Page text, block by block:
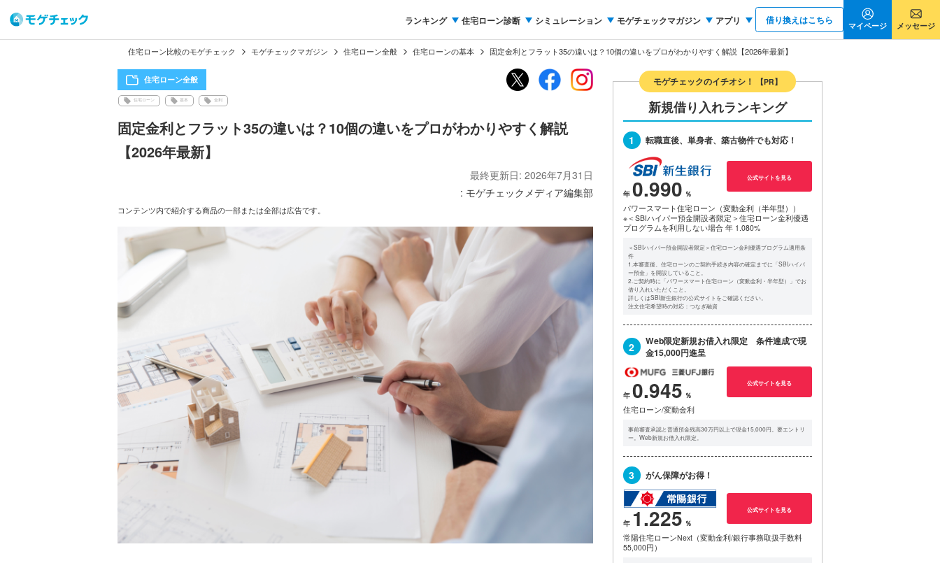
ランキング 住宅ローン診断 シミュレーション モゲチェックマガジン アプリ 借り換えはこちら マイページ メッセージ
住宅ローン比較のモゲチェック モゲチェックマガジン 住宅ローン全般 住宅ローンの基本 固定金利とフラット35の違いは？10個の違いをプロがわかりやすく解説【2026年最新】
住宅ローン全般
住宅ローン 基本 金利
固定金利とフラット35の違いは？10個の違いをプロがわかりやすく解説
【2026年最新】
最終更新日: 2026年7月31日
: モゲチェックメディア編集部
コンテンツ内で紹介する商品の一部または全部は広告です。
モゲチェックのイチオシ！ 【PR】
新規借り入れランキング
1 転職直後、単身者、築古物件でも対応！
0.990 公式サイトを見る
パワースマート住宅ローン（変動金利（半年型））
※＜SBIハイパー預金開設者限定＞住宅ローン金利優遇
プログラムを利用しない場合 年 1.080%
＜SBIハイパー預金開設者限定＞住宅ローン金利優遇プログラム適用条
件
1.本審査後、住宅ローンのご契約手続き内容の確定までに「SBIハイパ
ー預金」を開設していること。
2.ご契約時に「パワースマート住宅ローン（変動金利・半年型）」でお
借り入れいただくこと。
詳しくはSBI新生銀行の公式サイトをご確認ください。
注文住宅希望時の対応：つなぎ融資
2
Web限定新規お借入れ限定 条件達成で現
金15,000円進呈
0.945 公式サイトを見る
住宅ローン/変動金利
事前審査承認と普通預金残高30万円以上で現金15,000円。要エントリ
ー。Web新規お借入れ限定。
3 がん保障がお得！
1.225 公式サイトを見る
常陽住宅ローンNext（変動金利/銀行事務取扱手数料
55,000円）